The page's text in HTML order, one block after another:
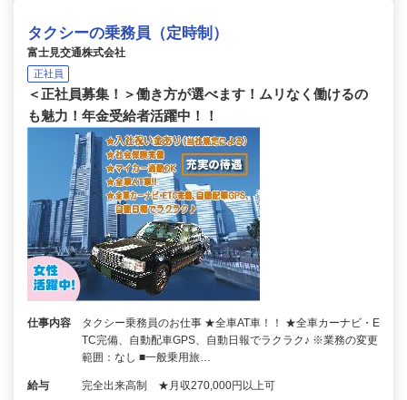
タクシーの乗務員（定時制）
富士見交通株式会社
正社員
＜正社員募集！＞働き方が選べます！ムリなく働けるの
も魅力！年金受給者活躍中！！
仕事内容
タクシー乗務員のお仕事 ★全車AT車！！ ★全車カーナビ・E
TC完備、自動配車GPS、自動日報でラクラク♪ ※業務の変更
範囲：なし ■一般乗用旅…
給与 完全出来高制 ★月収270,000円以上可